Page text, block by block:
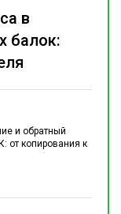
и обратный
от копирования к
в
балок: